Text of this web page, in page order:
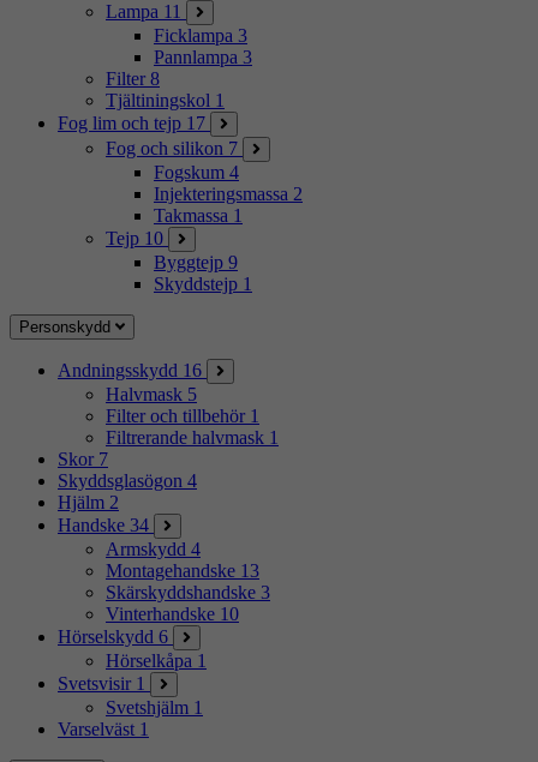
Lampa 11
Ficklampa 3
Pannlampa 3
Filter 8
Tjältiningskol 1
Fog lim och tejp 17
Fog och silikon 7
Fogskum 4
Injekteringsmassa 2
Takmassa 1
Tejp 10
Byggtejp 9
Skyddstejp 1
Personskydd
Andningsskydd 16
Halvmask 5
Filter och tillbehör 1
Filtrerande halvmask 1
Skor 7
Skyddsglasögon 4
Hjälm 2
Handske 34
Armskydd 4
Montagehandske 13
Skärskyddshandske 3
Vinterhandske 10
Hörselskydd 6
Hörselkåpa 1
Svetsvisir 1
Svetshjälm 1
Varselväst 1